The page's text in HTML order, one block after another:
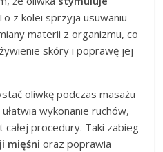
z kolei sprzyja usuwaniu
materii z organizmu, co
skóry i poprawę jej
oliwkę podczas masażu
wykonanie ruchów,
procedury. Taki zabieg
mięśni oraz poprawia